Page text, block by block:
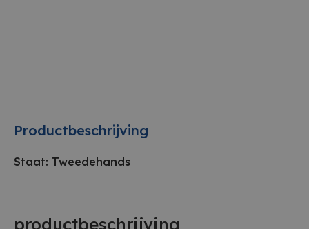
Productbeschrijving
Staat: Tweedehands
productbeschrijving